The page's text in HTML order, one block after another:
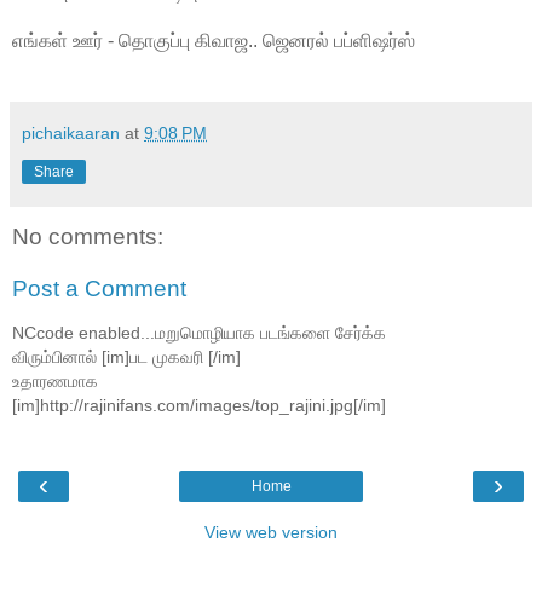
எங்கள் ஊர் - தொகுப்பு கிவாஜ.. ஜெனரல் பப்ளிஷர்ஸ்
pichaikaaran at 9:08 PM
Share
No comments:
Post a Comment
NCcode enabled...மறுமொழியாக படங்களை சேர்க்க
விரும்பினால் [im]பட முகவரி [/im]
உதாரணமாக
[im]http://rajinifans.com/images/top_rajini.jpg[/im]
‹ ›
Home
View web version